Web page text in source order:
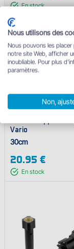
En stock
Vario
30cm
20.95 €
En stock
Nous utilisons des
Nous pouvons les placer
notre site Web, afficher
inoubliable. Pour plus
paramètres.
Non,